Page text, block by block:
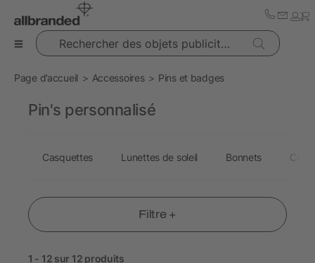
Rechercher des objets publicitaires
Page d’accueil Accessoires Pins et badges
Filtre +
1 - 12 sur 12 produits
Pin's personnalisé
Casquettes Lunettes de soleil Bonnets